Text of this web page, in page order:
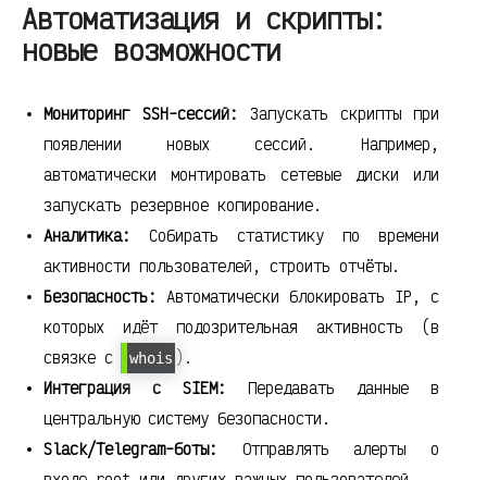
Автоматизация и скрипты:
новые возможности
Мониторинг SSH-сессий: Запускать скрипты при
появлении новых сессий. Например,
автоматически монтировать сетевые диски или
запускать резервное копирование.
Аналитика:
Собирать статистику по времени
активности пользователей, строить отчёты.
Безопасность: Автоматически блокировать IP, с
которых идёт подозрительная активность (в
связке с
whois ).
Интеграция с SIEM: Передавать данные в
центральную систему безопасности.
Slack/Telegram-боты:
Отправлять алерты о